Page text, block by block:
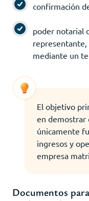
confirmación
poder notarial
representante,
mediante un
El objetivo
en demostrar
únicamente
ingresos y
empresa
Documentos